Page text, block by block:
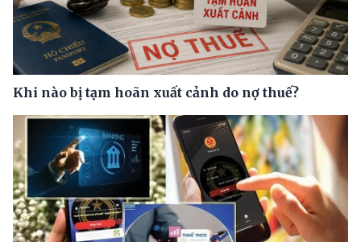
Khi nào bị tạm hoãn xuất cảnh do nợ thuế?